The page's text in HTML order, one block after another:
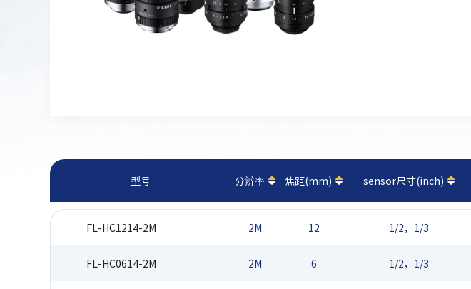
型号 分辨率 焦距(mm) sensor尺寸(inch)
FL-HC1214-2M 2M 12 1/2，1/3
FL-HC0614-2M 2M 6 1/2，1/3